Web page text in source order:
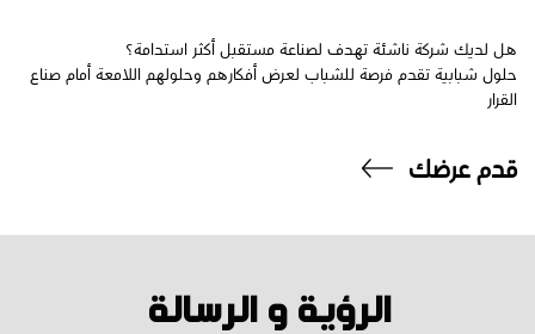
هل لديك شركة ناشئة تهدف لصناعة مستقبل أكثر استدامة؟
حلول شبابية تقدم فرصة للشباب لعرض أفكارهم وحلولهم اللامعة أمام صناع
القرار
قدم عرضك
الرؤيةو الرسالة